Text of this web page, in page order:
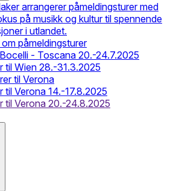
arrangerer påmeldingsturer med
på musikk og kultur til spennende
i utlandet.
påmeldingsturer
- Toscana 20.-24.7.2025
til Wien 28.-31.3.2025
til Verona
til Verona 14.-17.8.2025
til Verona 20.-24.8.2025